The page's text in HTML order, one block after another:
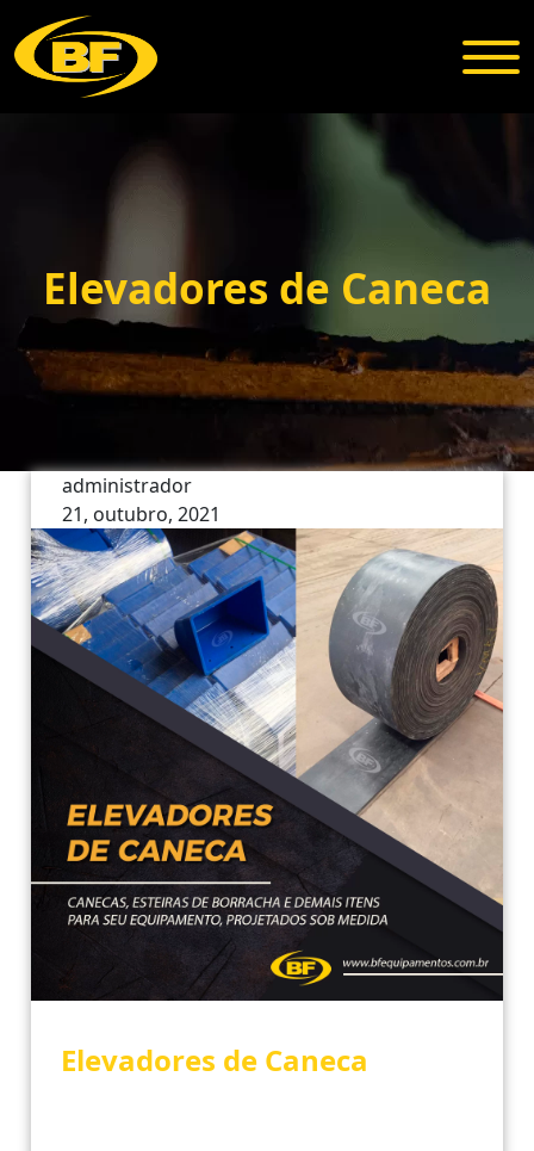
Elevadores de Caneca
administrador
21, outubro, 2021
Elevadores de Caneca